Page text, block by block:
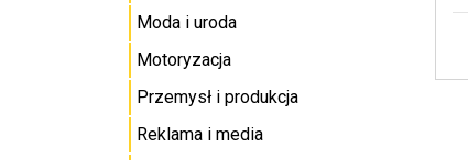
Moda i uroda
Motoryzacja
Przemysł i produkcja
Reklama i media